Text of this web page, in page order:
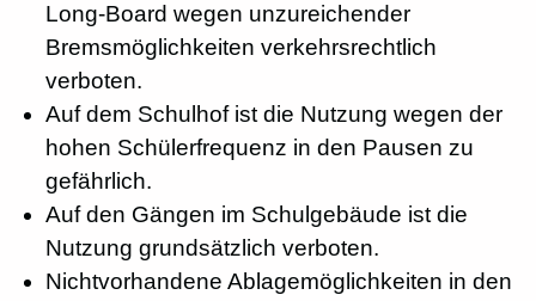
Long-Board wegen unzureichender
Bremsmöglichkeiten verkehrsrechtlich
verboten.
Auf dem Schulhof ist die Nutzung wegen der
hohen Schülerfrequenz in den Pausen zu
gefährlich.
Auf den Gängen im Schulgebäude ist die
Nutzung grundsätzlich verboten.
Nichtvorhandene Ablagemöglichkeiten in den